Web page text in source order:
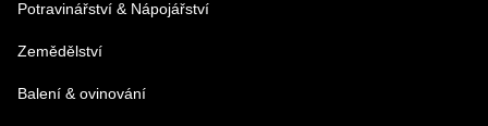
Potravinářství & Nápojářství
Zemědělství
Balení & ovinování